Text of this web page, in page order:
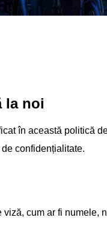
la noi
în această politică
confidențialitate.
cum ar fi numele,